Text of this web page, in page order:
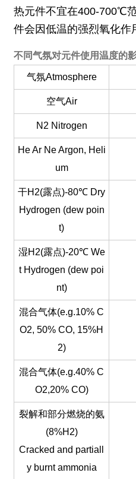
热元件不宜在400-700℃
件会因低温的强烈氧化作
不同气氛对元件使用温度的
气氛Atmosphere
空气Air
N2 Nitrogen
He Ar Ne Argon, Heli
um
干H2(露点)-80℃ Dry
Hydrogen (dew poin
t)
湿H2(露点)-20℃ We
t Hydrogen (dew poi
nt)
混合气体(e.g.10% C
O2, 50% CO, 15%H
2)
混合气体(e.g.40% C
O2,20% CO)
裂解和部分燃烧的氨
(8%H2)
Cracked and partiall
y burnt ammonia